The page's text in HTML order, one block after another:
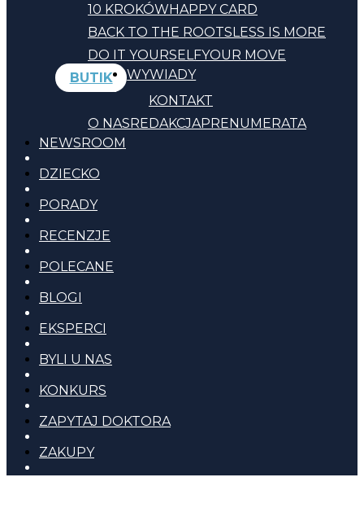
10 KROKÓWHAPPY CARD
BACK TO THE ROOTSLESS IS MORE
DO IT YOURSELFYOUR MOVE
BUTIK
KONTAKT
O NASREDAKCJAPRENUMERATA
WYWIADY
NEWSROOM
DZIECKO
PORADY
RECENZJE
POLECANE
BLOGI
EKSPERCI
BYLI U NAS
KONKURS
ZAPYTAJ DOKTORA
ZAKUPY